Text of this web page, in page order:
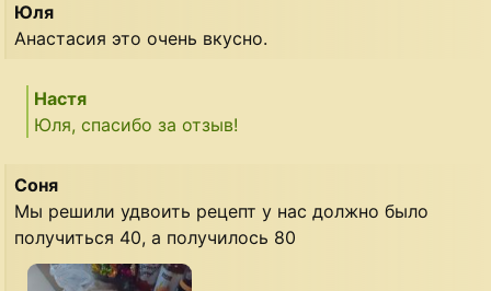
Юля
Анастасия это очень вкусно.
Настя
Юля, спасибо за отзыв!
Соня
Мы решили удвоить рецепт у нас должно было
получиться 40, а получилось 80